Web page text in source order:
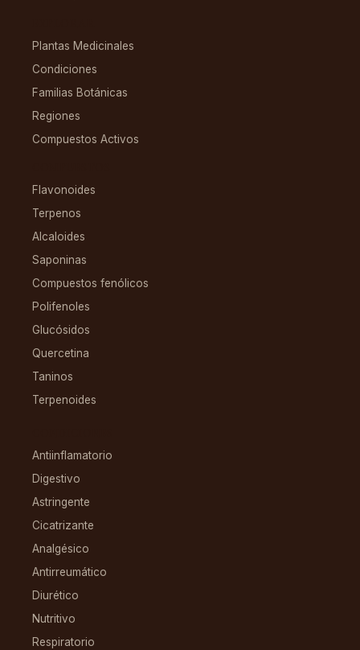
Plantas Medicinales
Condiciones
Familias Botánicas
Regiones
Compuestos Activos
Flavonoides
Terpenos
Alcaloides
Saponinas
Compuestos fenólicos
Polifenoles
Glucósidos
Quercetina
Taninos
Terpenoides
Antiinflamatorio
Digestivo
Astringente
Cicatrizante
Analgésico
Antirreumático
Diurético
Nutritivo
Respiratorio